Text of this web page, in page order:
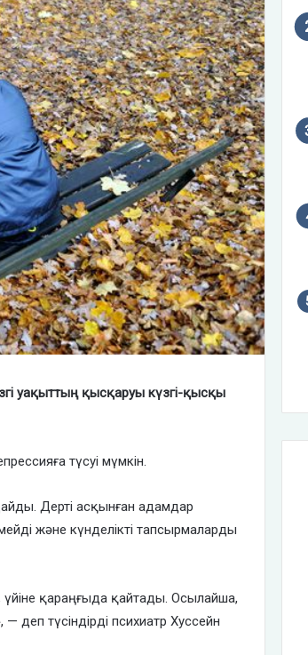
уақыттың қысқаруы күзгі-қысқы
түсуі мүмкін.
Дерті асқынған адамдар
және күнделікті тапсырмаларды
қараңғыда қайтады. Осылайша,
деп түсіндірді психиатр Хуссейн